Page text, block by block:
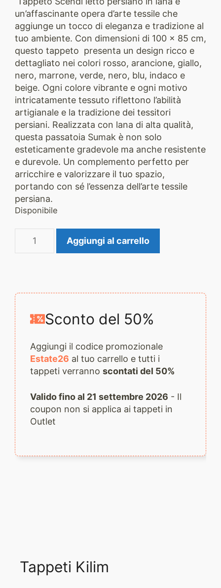
un’affascinante opera d’arte tessile che
aggiunge un tocco di eleganza e tradizione al
tuo ambiente. Con dimensioni di 100 x 85 cm,
questo tappeto presenta un design ricco e
dettagliato nei colori rosso, arancione, giallo,
nero, marrone, verde, nero, blu, indaco e
beige. Ogni colore vibrante e ogni motivo
intricatamente tessuto riflettono l’abilità
artigianale e la tradizione dei tessitori
persiani. Realizzata con lana di alta qualità,
questa passatoia Sumak è non solo
esteticamente gradevole ma anche resistente
e durevole. Un complemento perfetto per
arricchire e valorizzare il tuo spazio,
portando con sé l’essenza dell’arte tessile
persiana.
Disponibile
Sumak
Aggiungi al carrello
Sconto del 50%
Aggiungi il codice promozionale
Estate26 al tuo carrello e tutti i
tappeti verranno scontati del 50%
Valido fino al 21 settembre 2026 - Il
coupon non si applica ai tappeti in
Outlet
Tappeti Kilim